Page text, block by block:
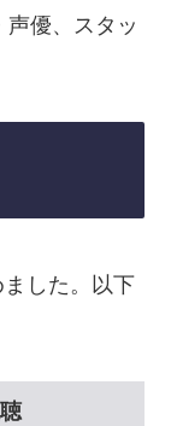
声優、スタッ
した。以下